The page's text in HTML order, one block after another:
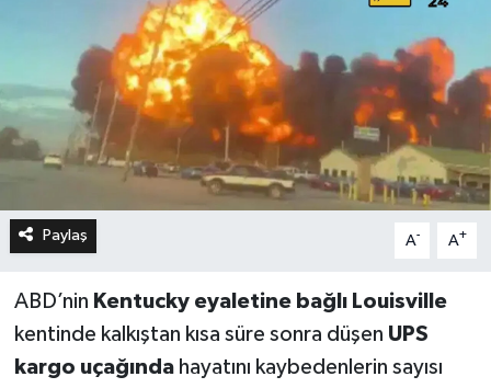
Paylaş A- A+
ABD’nin Kentucky eyaletine bağlı Louisville
kentinde kalkıştan kısa süre sonra düşen UPS
kargo uçağındahayatını kaybedenlerin sayısı